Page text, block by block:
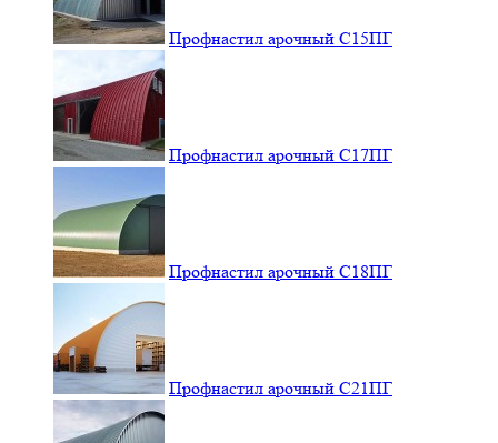
Профнастил арочный С15ПГ
Профнастил арочный С17ПГ
Профнастил арочный С18ПГ
Профнастил арочный С21ПГ